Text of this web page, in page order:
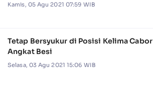
Kamis, 05 Agu 2021 07:59 WIB
Tetap Bersyukur di Posisi Kelima Cabor
Angkat Besi
Selasa, 03 Agu 2021 15:06 WIB